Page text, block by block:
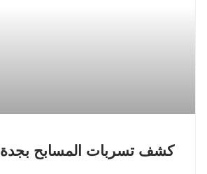
كشف تسربات المسابح بجدة